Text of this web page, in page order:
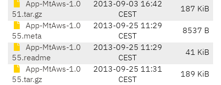
App-MtAws-1.0
51.tar.gz
2013-09-03 16:42
CEST
187 KiB
App-MtAws-1.0
55.meta
2013-09-25 11:29
CEST
8537 B
App-MtAws-1.0
55.readme
2013-09-25 11:29
CEST
41 KiB
App-MtAws-1.0
55.tar.gz
2013-09-25 11:31
CEST
189 KiB